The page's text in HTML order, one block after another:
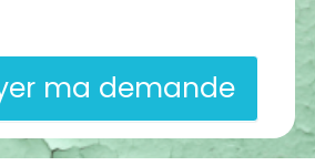
ma demande